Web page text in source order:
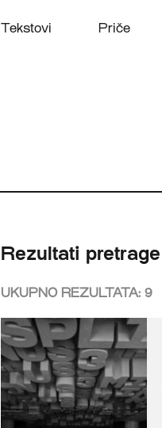
Tekstovi Priče
Rezultati pretrage
UKUPNO REZULTATA: 9